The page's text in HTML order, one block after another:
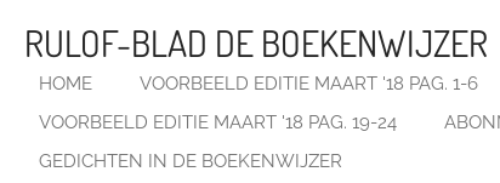
direct
naar
hoofdinhoud
RULOF-BLAD DE BOEKENWIJZER
HOME VOORBEELD EDITIE MAART '18 PAG. 1-6
VOORBEELD EDITIE MAART '18 PAG. 19-24
GEDICHTEN IN DE BOEKENWIJZER